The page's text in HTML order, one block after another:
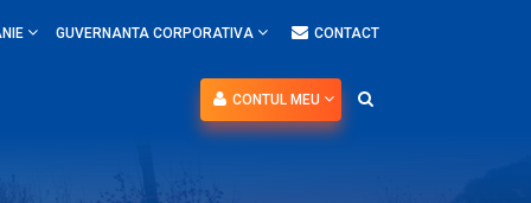
GUVERNANTA CORPORATIVA CONTACT
CONTUL MEU